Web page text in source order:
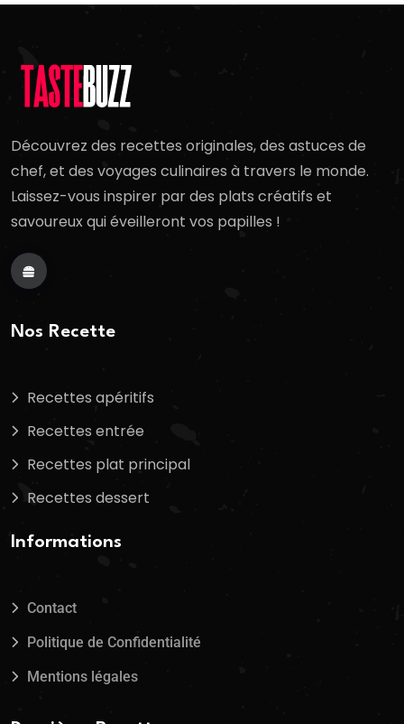
Découvrez des recettes originales, des astuces de
chef, et des voyages culinaires à travers le monde.
Laissez-vous inspirer par des plats créatifs et
savoureux qui éveilleront vos papilles !
Nos Recette
Recettes apéritifs
Recettes entrée
Recettes plat principal
Recettes dessert
Informations
Contact
Politique de Confidentialité
Mentions légales